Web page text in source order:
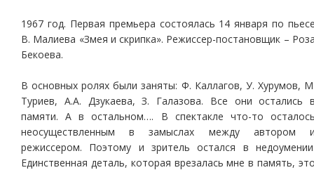
1967 год. Первая премьера состоялась 14 января по
В. Малиева «Змея и скрипка». Режиссер-постановщик –
Бекоева.
В основных ролях были заняты: Ф. Каллагов, У. Хурумов,
Туриев, А.А. Дзукаева, З. Галазова. Все они остались
памяти. А в остальном…. В спектакле что-то
неосуществленным в замыслах между автором
режиссером. Поэтому и зритель остался в
Единственная деталь, которая врезалась мне в память,